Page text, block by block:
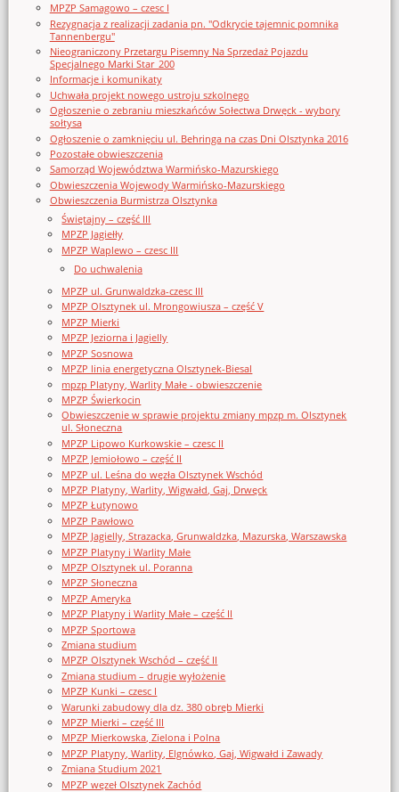
MPZP Samagowo – czesc I
Rezygnacja z realizacji zadania pn. "Odkrycie tajemnic pomnika
Tannenbergu"
Nieograniczony Przetargu Pisemny Na Sprzedaż Pojazdu
Specjalnego Marki Star_200
Informacje i komunikaty
Uchwała projekt nowego ustroju szkolnego
Ogłoszenie o zebraniu mieszkańców Sołectwa Drwęck - wybory
sołtysa
Ogłoszenie o zamknięciu ul. Behringa na czas Dni Olsztynka 2016
Pozostałe obwieszczenia
Samorząd Województwa Warmińsko-Mazurskiego
Obwieszczenia Wojewody Warmińsko-Mazurskiego
Obwieszczenia Burmistrza Olsztynka
Świętajny – część III
MPZP Jagiełły
MPZP Waplewo – czesc III
Do uchwalenia
MPZP ul. Grunwaldzka-czesc III
MPZP Olsztynek ul. Mrongowiusza – część V
MPZP Mierki
MPZP Jeziorna i Jagielly
MPZP Sosnowa
MPZP linia energetyczna Olsztynek-Biesal
mpzp Platyny, Warlity Małe - obwieszczenie
MPZP Świerkocin
Obwieszczenie w sprawie projektu zmiany mpzp m. Olsztynek
ul. Słoneczna
MPZP Lipowo Kurkowskie – czesc II
MPZP Jemiołowo – część II
MPZP ul. Leśna do węzła Olsztynek Wschód
MPZP Platyny, Warlity, Wigwałd, Gaj, Drwęck
MPZP Łutynowo
MPZP Pawłowo
MPZP Jagielly, Strazacka, Grunwaldzka, Mazurska, Warszawska
MPZP Platyny i Warlity Małe
MPZP Olsztynek ul. Poranna
MPZP Słoneczna
MPZP Ameryka
MPZP Platyny i Warlity Małe – część II
MPZP Sportowa
Zmiana studium
MPZP Olsztynek Wschód – część II
Zmiana studium – drugie wyłożenie
MPZP Kunki – czesc I
Warunki zabudowy dla dz. 380 obręb Mierki
MPZP Mierki – część III
MPZP Mierkowska, Zielona i Polna
MPZP Platyny, Warlity, Elgnówko, Gaj, Wigwałd i Zawady
Zmiana Studium 2021
MPZP węzeł Olsztynek Zachód